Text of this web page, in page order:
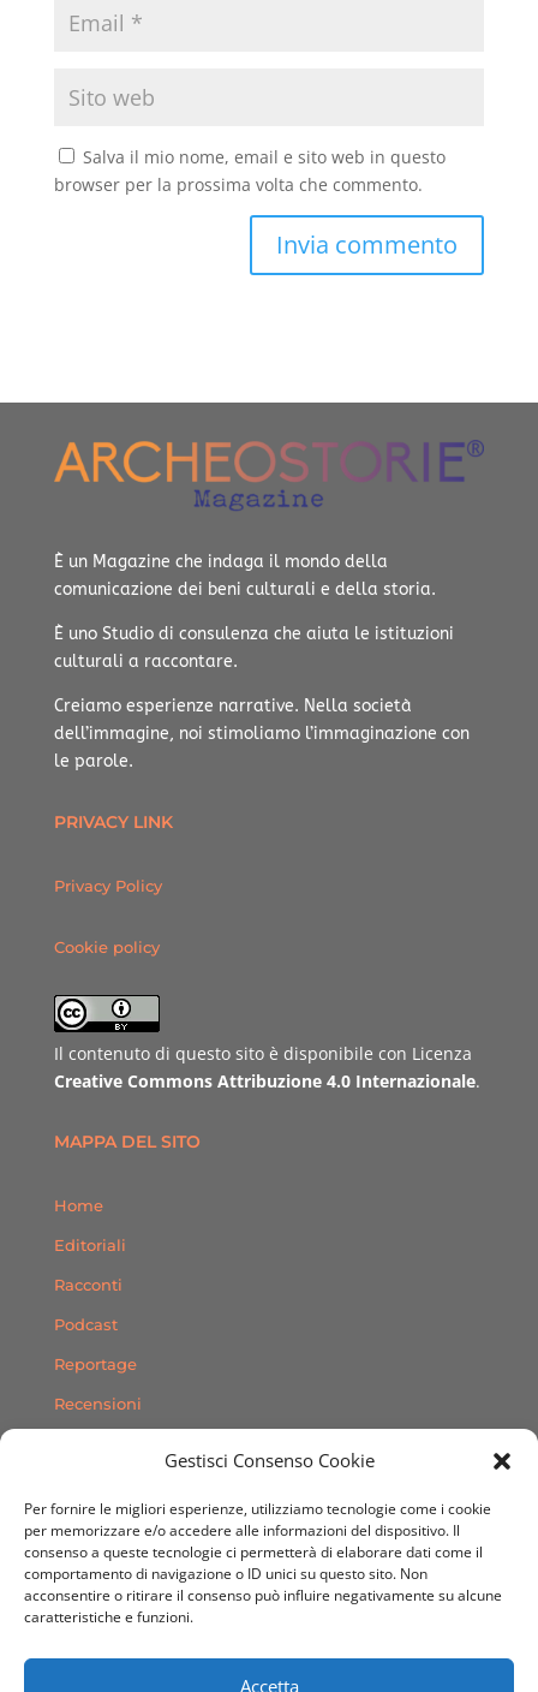
Gestisci Consenso Cookie
Per fornire le migliori esperienze, utilizziamo tecnologie come i cookie
per memorizzare e/o accedere alle informazioni del dispositivo. Il
consenso a queste tecnologie ci permetterà di elaborare dati come il
comportamento di navigazione o ID unici su questo sito. Non
acconsentire o ritirare il consenso può influire negativamente su alcune
caratteristiche e funzioni.
Accetta
Salva il mio nome, email e sito web in questo
browser per la prossima volta che commento.
È un Magazine che indaga il mondo della
comunicazione dei beni culturali e della storia.
È uno Studio di consulenza che aiuta le istituzioni
culturali a raccontare.
Creiamo esperienze narrative. Nella società
dell’immagine, noi stimoliamo l’immaginazione con
le parole.
PRIVACY LINK
Privacy Policy
Cookie policy
Il contenuto di questo sito è disponibile con Licenza
Creative Commons Attribuzione 4.0 Internazionale.
MAPPA DEL SITO
Home
Editoriali
Racconti
Podcast
Reportage
Recensioni
Contatti
SEGUICI SUI SOCIAL